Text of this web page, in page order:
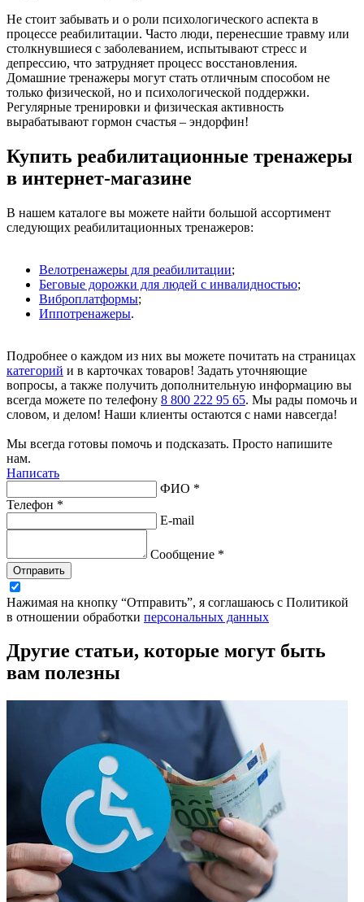
Не стоит забывать и о роли психологического аспекта в
процессе реабилитации. Часто люди, перенесшие травму или
столкнувшиеся с заболеванием, испытывают стресс и
депрессию, что затрудняет процесс восстановления.
Домашние тренажеры могут стать отличным способом не
только физической, но и психологической поддержки.
Регулярные тренировки и физическая активность
вырабатывают гормон счастья – эндорфин!
Купить реабилитационные тренажеры
в интернет-магазине
В нашем каталоге вы можете найти большой ассортимент
следующих реабилитационных тренажеров:
Велотренажеры для реабилитации;
Беговые дорожки для людей с инвалидностью;
Виброплатформы;
Иппотренажеры.
Подробнее о каждом из них вы можете почитать на страницах
категорий и в карточках товаров! Задать уточняющие
вопросы, а также получить дополнительную информацию вы
всегда можете по телефону 8 800 222 95 65. Мы рады помочь и
словом, и делом! Наши клиенты остаются с нами навсегда!
Мы всегда готовы помочь и подсказать. Просто напишите
нам.
Написать
ФИО *
Телефон *
E-mail
Сообщение *
Отправить
Нажимая на кнопку “Отправить”, я соглашаюсь с Политикой
в отношении обработки персональных данных
Другие статьи, которые могут быть
вам полезны